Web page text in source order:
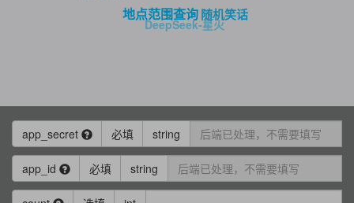
地点范围查询
DeepSeek-星火
随机笑话
app_secret 必填 string
app_id 必填 string